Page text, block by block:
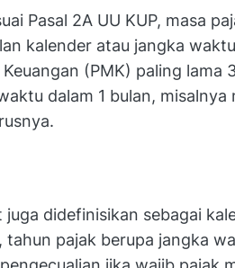
Pasal 2A UU KUP, masa
kalender atau jangka
(PMK) paling lama
dalam 1 bulan, misalnya
didefinisikan sebagai
tahun pajak berupa jangka